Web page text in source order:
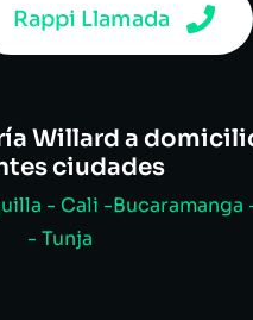
Rappi Llamada
Willard a
ciudades
- Cali -
- Tunja